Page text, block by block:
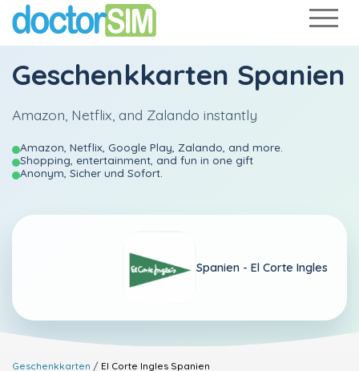
Geschenkkarten Spanien
Amazon, Netflix, and Zalando instantly
Amazon, Netflix, Google Play, Zalando, and more.
Shopping, entertainment, and fun in one gift
Anonym, Sicher und Sofort.
Spanien - El Corte Ingles
Geschenkkarten El Corte Ingles Spanien